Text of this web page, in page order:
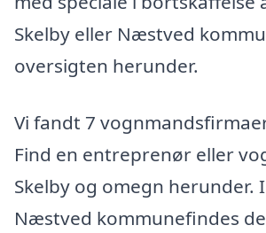
Skelby eller Næstved
oversigten herunder.
Vi fandt 7
Find en entreprenør eller
Skelby og omegn herunder.
Næstved kommunefindes